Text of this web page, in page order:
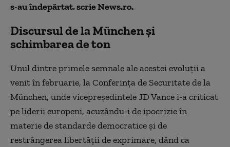
s-au îndepărtat, scrie News.ro.
Discursul de la München şi
schimbarea de ton
Unul dintre primele semnale ale acestei evoluţii a
venit în februarie, la Conferinţa de Securitate de la
München, unde vicepreşedintele JD Vance i-a criticat
pe liderii europeni, acuzându-i de ipocrizie în
materie de standarde democratice şi de
restrângerea libertăţii de exprimare, dând ca